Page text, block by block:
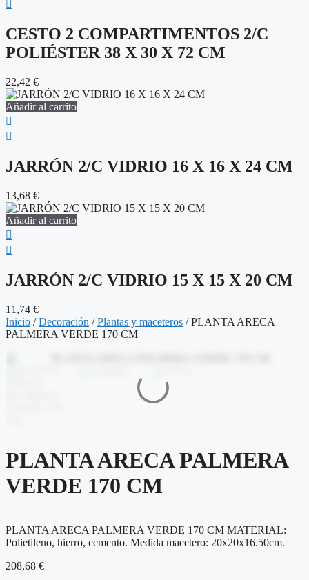
CESTO 2 COMPARTIMENTOS 2/C
POLIÉSTER 38 X 30 X 72 CM
22,42 €
Añadir al carrito
JARRÓN 2/C VIDRIO 16 X 16 X 24 CM
13,68 €
Añadir al carrito
JARRÓN 2/C VIDRIO 15 X 15 X 20 CM
11,74 €
Inicio /Decoración /Plantas y maceteros / PLANTA ARECA
PALMERA VERDE 170 CM
PLANTA ARECA PALMERA
VERDE 170 CM
PLANTA ARECA PALMERA VERDE 170 CM MATERIAL:
Polietileno, hierro, cemento. Medida macetero: 20x20x16.50cm.
208,68 €